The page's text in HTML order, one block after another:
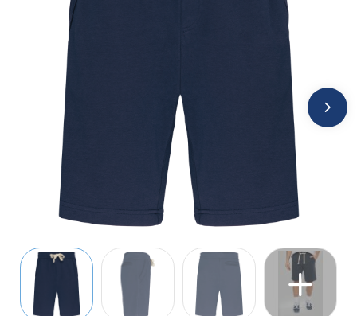
Kledingaccessoires
Ondergoed, Sokken en Nachtkleding
Overhemden
Peuters en Baby's
Regenkleding
Schoenen
Sweaters
T-Shirts